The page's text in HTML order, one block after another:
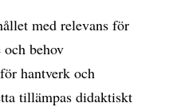
med relevans för
behov
hantverk och
tillämpas didaktiskt